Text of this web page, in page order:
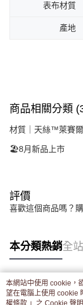
表布材質
產地
商品相關分類
材質｜天絲™萊賽爾
🏖️8月新品上市
評價
喜歡這個商品嗎？
本分類熱銷全
熱門標籤
本網站中使用 cookie，
望在電腦上使用 cookie
權條款 」之 Cookie 聲